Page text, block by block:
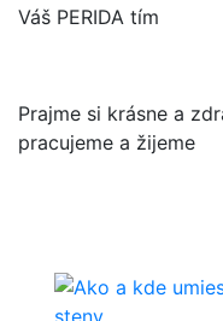
Váš PERIDA tím
Prajme si krásne a
pracujeme a žijeme